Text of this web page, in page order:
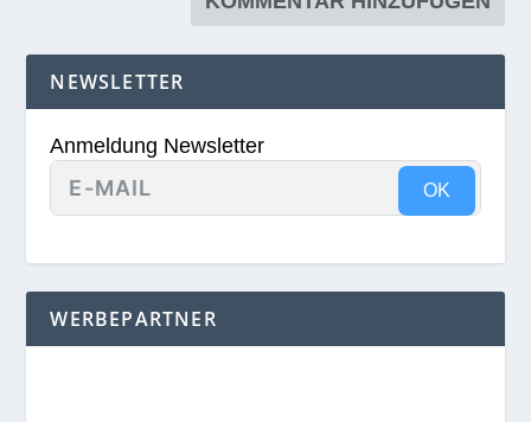
NEWSLETTER
Anmeldung Newsletter
OK
WERBEPARTNER